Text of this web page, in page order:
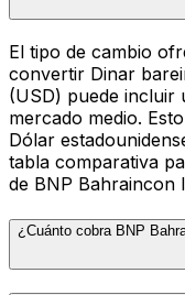
El tipo de cambio
convertir Dinar
(USD) puede incluir
mercado medio.
Dólar
tabla comparativa
de BNP Bahraincon
¿Cuánto cobra BNP